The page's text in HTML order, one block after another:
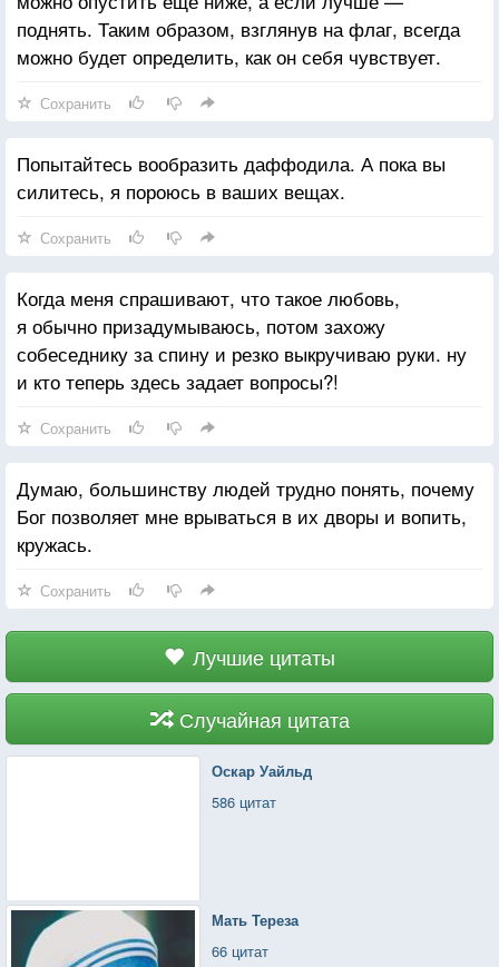
поднять. Таким образом, взглянув на флаг, всегда
можно будет определить, как он себя чувствует.
Сохранить
Попытайтесь вообразить даффодила. А пока вы
силитесь, я пороюсь в ваших вещах.
Сохранить
Когда меня спрашивают, что такое любовь,
я обычно призадумываюсь, потом захожу
собеседнику за спину и резко выкручиваю руки. ну
и кто теперь здесь задает вопросы?!
Сохранить
Думаю, большинству людей трудно понять, почему
Бог позволяет мне врываться в их дворы и вопить,
кружась.
Сохранить
Лучшие цитаты
Случайная цитата
Оскар Уайльд
586 цитат
Мать Тереза
66 цитат